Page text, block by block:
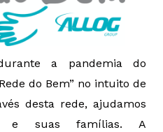
a pandemia do
do Bem” no intuito de
desta rede, ajudamos
e suas famílias. A